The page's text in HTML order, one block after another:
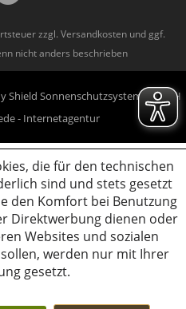
zzgl. Versandkosten und ggf.
nicht anders beschrieben
Shield Sonnenschutzsysteme GmbH
- Internetagentur
die für den technischen
sind und stets gesetzt
den Komfort bei Benutzung
Direktwerbung dienen oder
Websites und sozialen
werden nur mit Ihrer
gesetzt.